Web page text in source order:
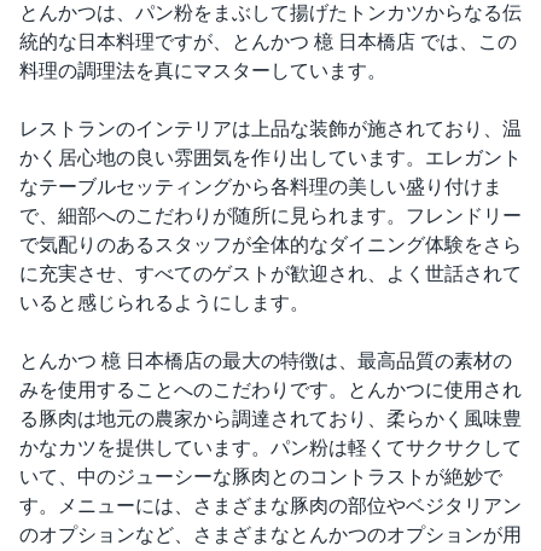
とんかつは、パン粉をまぶして揚げたトンカツからなる伝
統的な日本料理ですが、とんかつ 檍 日本橋店 では、この
料理の調理法を真にマスターしています。
レストランのインテリアは上品な装飾が施されており、温
かく居心地の良い雰囲気を作り出しています。エレガント
なテーブルセッティングから各料理の美しい盛り付けま
で、細部へのこだわりが随所に見られます。フレンドリー
で気配りのあるスタッフが全体的なダイニング体験をさら
に充実させ、すべてのゲストが歓迎され、よく世話されて
いると感じられるようにします。
とんかつ 檍 日本橋店の最大の特徴は、最高品質の素材の
みを使用することへのこだわりです。とんかつに使用され
る豚肉は地元の農家から調達されており、柔らかく風味豊
かなカツを提供しています。パン粉は軽くてサクサクして
いて、中のジューシーな豚肉とのコントラストが絶妙で
す。メニューには、さまざまな豚肉の部位やベジタリアン
のオプションなど、さまざまなとんかつのオプションが用